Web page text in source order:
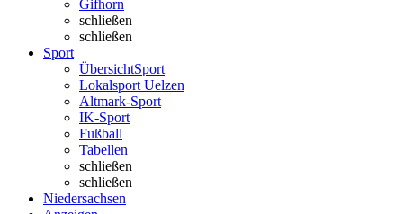
Gifhorn
schließen
schließen
Sport
ÜbersichtSport
Lokalsport Uelzen
Altmark-Sport
IK-Sport
Fußball
Tabellen
schließen
schließen
Niedersachsen